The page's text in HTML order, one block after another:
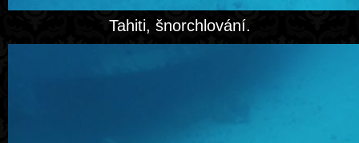
Tahiti, šnorchlování.